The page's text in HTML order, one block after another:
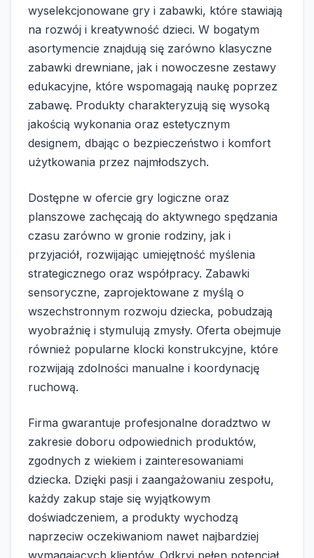
wyselekcjonowane gry i zabawki, które stawiają
na rozwój i kreatywność dzieci. W bogatym
asortymencie znajdują się zarówno klasyczne
zabawki drewniane, jak i nowoczesne zestawy
edukacyjne, które wspomagają naukę poprzez
zabawę. Produkty charakteryzują się wysoką
jakością wykonania oraz estetycznym
designem, dbając o bezpieczeństwo i komfort
użytkowania przez najmłodszych.
Dostępne w ofercie gry logiczne oraz
planszowe zachęcają do aktywnego spędzania
czasu zarówno w gronie rodziny, jak i
przyjaciół, rozwijając umiejętność myślenia
strategicznego oraz współpracy. Zabawki
sensoryczne, zaprojektowane z myślą o
wszechstronnym rozwoju dziecka, pobudzają
wyobraźnię i stymulują zmysły. Oferta obejmuje
również popularne klocki konstrukcyjne, które
rozwijają zdolności manualne i koordynację
ruchową.
Firma gwarantuje profesjonalne doradztwo w
zakresie doboru odpowiednich produktów,
zgodnych z wiekiem i zainteresowaniami
dziecka. Dzięki pasji i zaangażowaniu zespołu,
każdy zakup staje się wyjątkowym
doświadczeniem, a produkty wychodzą
naprzeciw oczekiwaniom nawet najbardziej
wymagających klientów. Odkryj pełen potencjał